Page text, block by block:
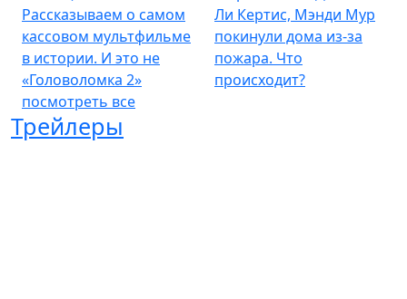
Рассказываем о самом
кассовом мультфильме
в истории. И это не
«Головоломка 2»
Ли Кертис, Мэнди Мур
покинули дома из-за
пожара. Что
происходит?
посмотреть все
Трейлеры